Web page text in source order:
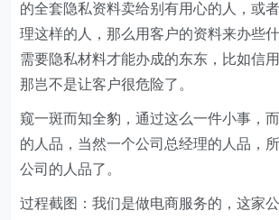
的全套隐私资料卖给别有用心的人，或
理这样的人，那么用客户的资料来办些
需要隐私材料才能办成的东东，比如信
那岂不是让客户很危险了。
窥一斑而知全豹，通过这么一件小事，
的人品，当然一个公司总经理的人品，
公司的人品了。
过程截图：我们是做电商服务的，这家